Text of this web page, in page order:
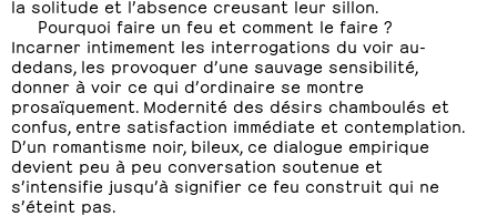
la solitude et l’absence creusant leur sillon.
Pourquoi faire un feu et comment le faire ?
Incarner intimement les interrogations du voir au-
dedans, les provoquer d’une sauvage sensibilité,
donner à voir ce qui d’ordinaire se montre
prosaïquement. Modernité des désirs chamboulés et
confus, entre satisfaction immédiate et contemplation.
D’un romantisme noir, bileux, ce dialogue empirique
devient peu à peu conversation soutenue et
s’intensifie jusqu’à signifier ce feu construit qui ne
s’éteint pas.